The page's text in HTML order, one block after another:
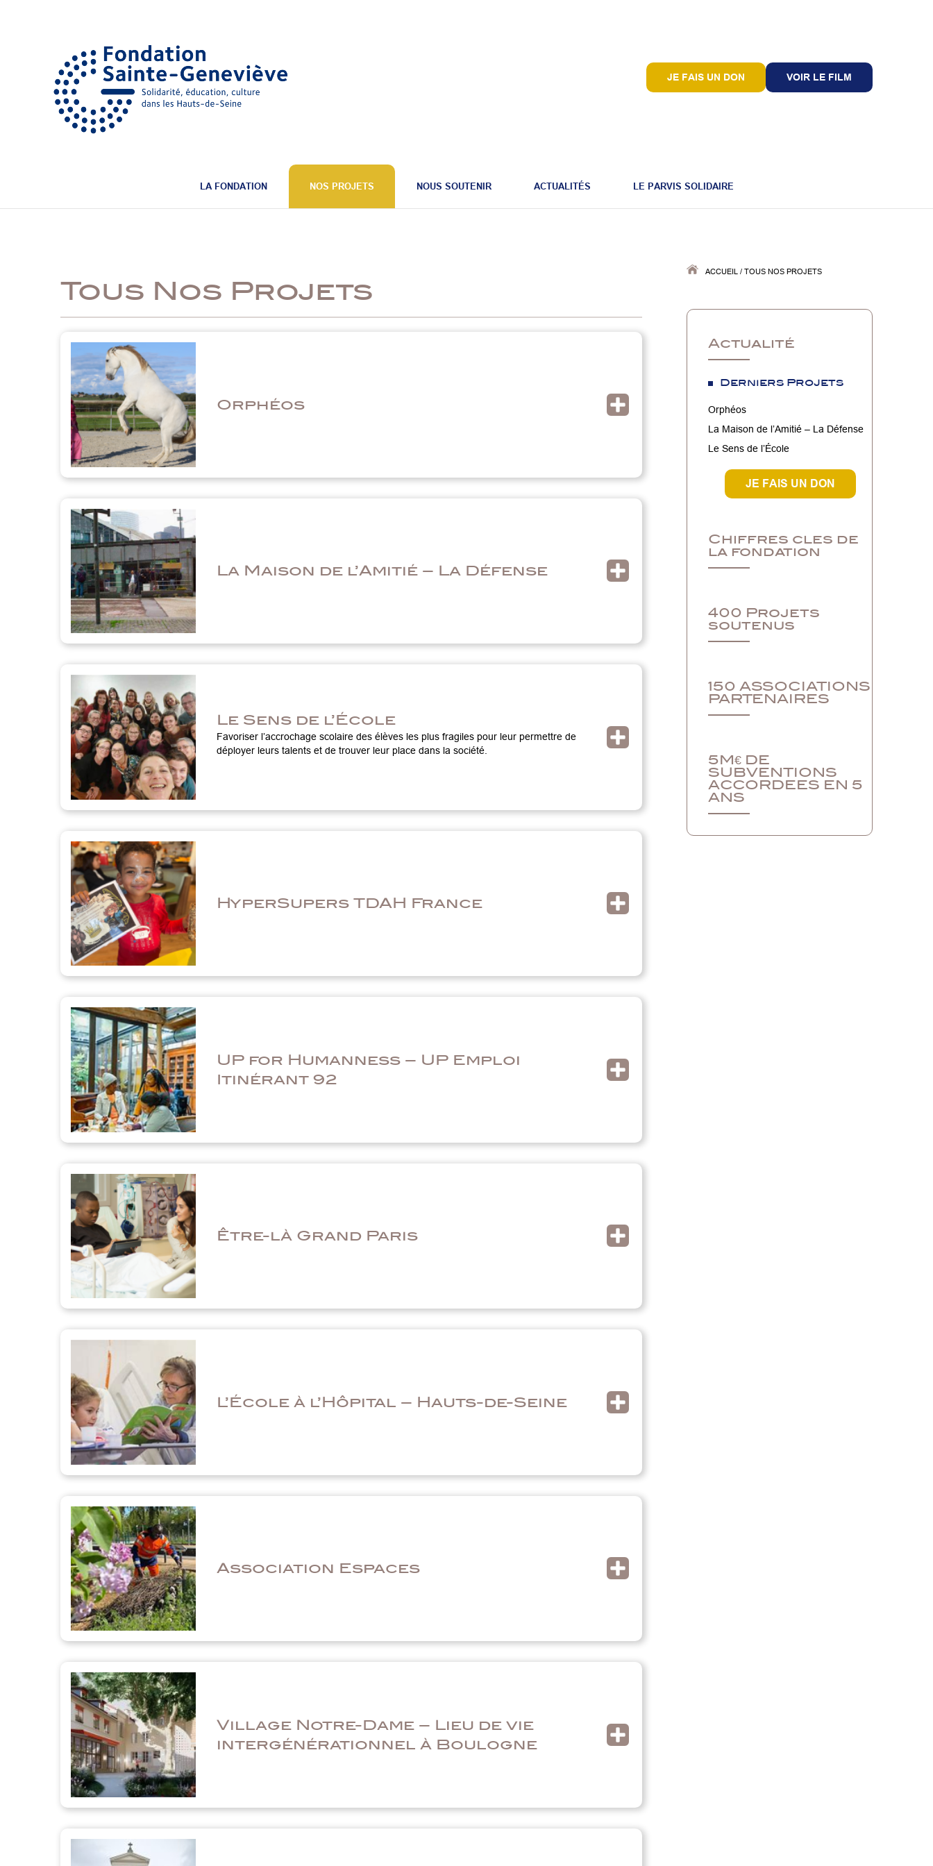
JE FAIS UN DON VOIR LE FILM
LA FONDATION NOS PROJETS NOUS SOUTENIR ACTUALITÉS LE PARVIS SOLIDAIRE
Tous Nos Projets
Orphéos
La Maison de l’Amitié – La Défense
Le Sens de l’École
Favoriser l’accrochage scolaire des élèves les plus fragiles pour leur permettre de
déployer leurs talents et de trouver leur place dans la société.
HyperSupers TDAH France
UP for Humanness – UP Emploi
Itinérant 92
Être-là Grand Paris
L’École à l’Hôpital – Hauts-de-Seine
Association Espaces
Village Notre-Dame – Lieu de vie
intergénérationnel à Boulogne
ACCUEIL /TOUS NOS PROJETS
Actualité
Derniers Projets
Orphéos
La Maison de l’Amitié – La Défense
Le Sens de l’École
JE FAIS UN DON
Chiffres cles de
la fondation
400 Projets
soutenus
150 ASSOCIATIONS
PARTENAIRES
5M€ DE
SUBVENTIONS
ACCORDEES EN 5
ANS